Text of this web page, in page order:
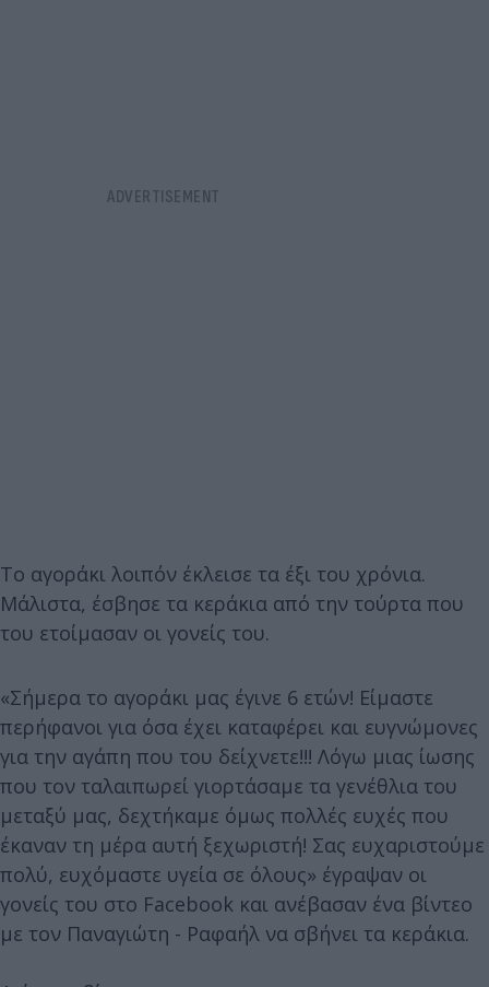
Το αγοράκι λοιπόν έκλεισε τα έξι του χρόνια.
Μάλιστα, έσβησε τα κεράκια από την τούρτα που
του ετοίμασαν οι γονείς του.
«Σήμερα το αγοράκι μας έγινε 6 ετών! Είμαστε
περήφανοι για όσα έχει καταφέρει και ευγνώμονες
για την αγάπη που του δείχνετε!!! Λόγω μιας ίωσης
που τον ταλαιπωρεί γιορτάσαμε τα γενέθλια του
μεταξύ μας, δεχτήκαμε όμως πολλές ευχές που
έκαναν τη μέρα αυτή ξεχωριστή! Σας ευχαριστούμε
πολύ, ευχόμαστε υγεία σε όλους» έγραψαν οι
γονείς του στο Facebook και ανέβασαν ένα βίντεο
με τον Παναγιώτη - Ραφαήλ να σβήνει τα κεράκια.